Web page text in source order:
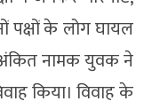
पक्षों के लोग घायल
नामक युवक ने
किया। विवाह के